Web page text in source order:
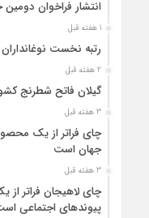
انتشار فراخوان
1 هفته قبل
رتبه نخست
2 هفته قبل
گیلان فاتح شطرنج
3 هفته قبل
چای فراتر از یک
جهان است
3 هفته قبل
چای لاهیجان فراتر
پیوندهای اجتماعی